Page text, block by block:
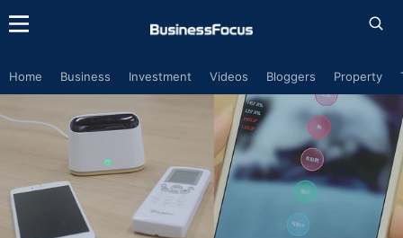
Home Business Investment Videos Bloggers Property